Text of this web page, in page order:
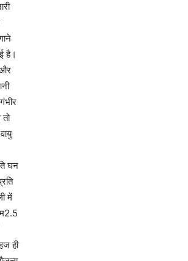
है।
और
घन
में
ही